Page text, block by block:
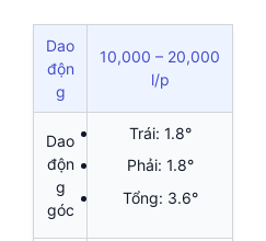
Dao
độn
g
10,000 – 20,000
l/p
Dao
độn
g
góc
Trái: 1.8°
Phải: 1.8°
Tổng: 3.6°